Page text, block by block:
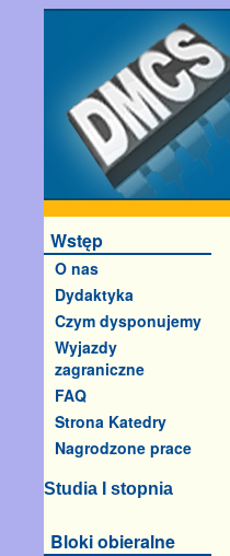
Wstęp
O nas
Dydaktyka
Czym dysponujemy
Wyjazdy
zagraniczne
FAQ
Strona Katedry
Nagrodzone prace
Studia I stopnia
Bloki obieralne